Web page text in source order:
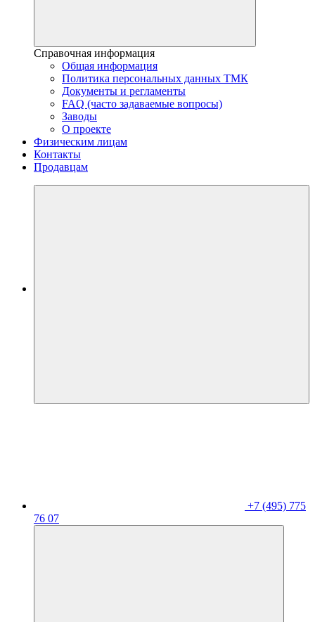
Справочная информация
Общая информация
Политика персональных данных ТМК
Документы и регламенты
FAQ (часто задаваемые вопросы)
Заводы
О проекте
Физическим лицам
Контакты
Продавцам
+7 (495) 775
76 07